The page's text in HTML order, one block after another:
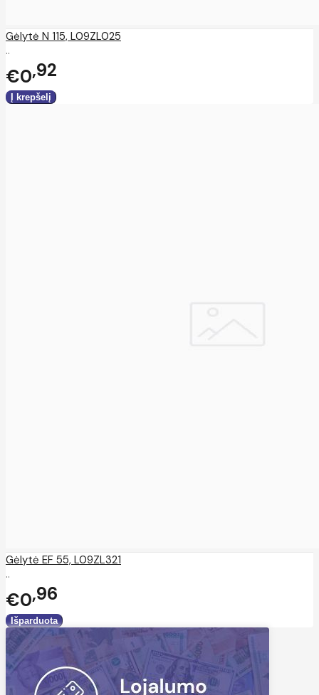
Gėlytė N 115, L09ZL025
..
€0 92
Gėlytė EF 55, L09ZL321
..
€0 96